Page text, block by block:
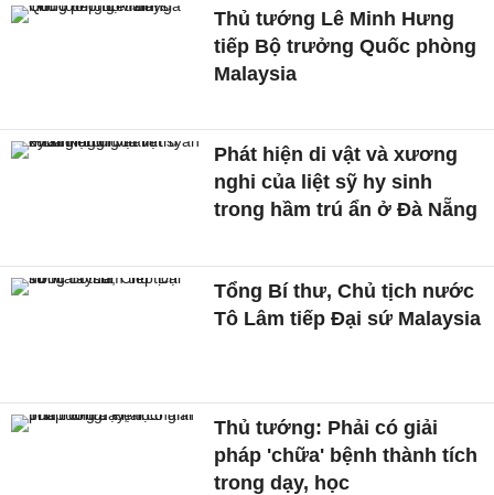
Thủ tướng Lê Minh Hưng
tiếp Bộ trưởng Quốc phòng
Malaysia
Phát hiện di vật và xương
nghi của liệt sỹ hy sinh
trong hầm trú ẩn ở Đà Nẵng
Tổng Bí thư, Chủ tịch nước
Tô Lâm tiếp Đại sứ Malaysia
Thủ tướng: Phải có giải
pháp 'chữa' bệnh thành tích
trong dạy, học